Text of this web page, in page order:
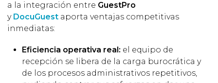
a la integración entre GuestPro
y DocuGuest aporta ventajas competitivas
inmediatas:
Eficiencia operativa real: el equipo de
recepción se libera de la carga burocrática y
de los procesos administrativos repetitivos,